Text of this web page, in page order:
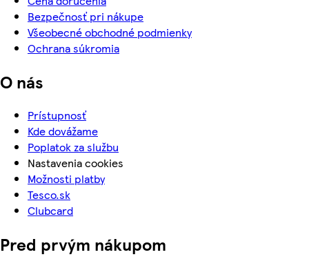
Bezpečnosť pri nákupe
Všeobecné obchodné podmienky
Ochrana súkromia
O nás
Prístupnosť
Kde dovážame
Poplatok za službu
Nastavenia cookies
Možnosti platby
Tesco.sk
Clubcard
Pred prvým nákupom